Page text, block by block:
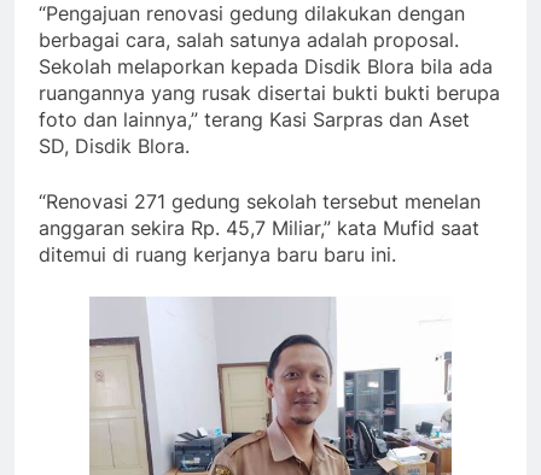
“Pengajuan renovasi gedung dilakukan dengan
berbagai cara, salah satunya adalah proposal.
Sekolah melaporkan kepada Disdik Blora bila ada
ruangannya yang rusak disertai bukti bukti berupa
foto dan lainnya,” terang Kasi Sarpras dan Aset
SD, Disdik Blora.
“Renovasi 271 gedung sekolah tersebut menelan
anggaran sekira Rp. 45,7 Miliar,” kata Mufid saat
ditemui di ruang kerjanya baru baru ini.